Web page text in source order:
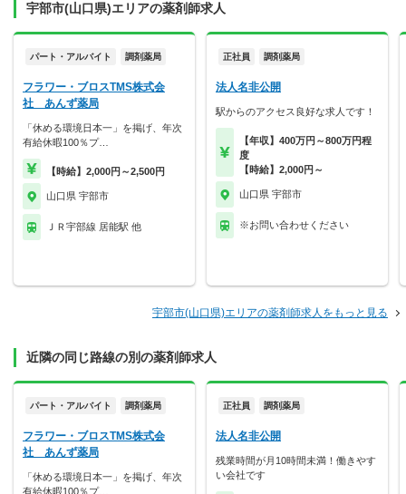
宇部市(山口県)エリアの薬剤師求人
パート・アルバイト 調剤薬局
フラワー・ブロスTMS株式会
社 あんず薬局
「休める環境日本一」を掲げ、年次
有給休暇100％プ…
【時給】2,000円～2,500円
山口県 宇部市
ＪＲ宇部線 居能駅 他
正社員 調剤薬局
法人名非公開
駅からのアクセス良好な求人です！
【年収】400万円～800万円程
度
【時給】2,000円～
山口県 宇部市
※お問い合わせください
宇部市(山口県)エリアの薬剤師求人をもっと見る
近隣の同じ路線の別の薬剤師求人
パート・アルバイト 調剤薬局
フラワー・ブロスTMS株式会
社 あんず薬局
「休める環境日本一」を掲げ、年次
有給休暇100％プ…
正社員 調剤薬局
法人名非公開
残業時間が月10時間未満！働きやす
い会社です